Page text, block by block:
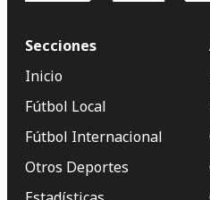
Secciones
Inicio
Fútbol Local
Fútbol Internacional
Otros Deportes